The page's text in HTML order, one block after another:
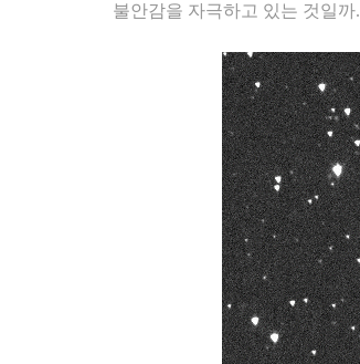
불안감을 자극하고 있는 것일까.